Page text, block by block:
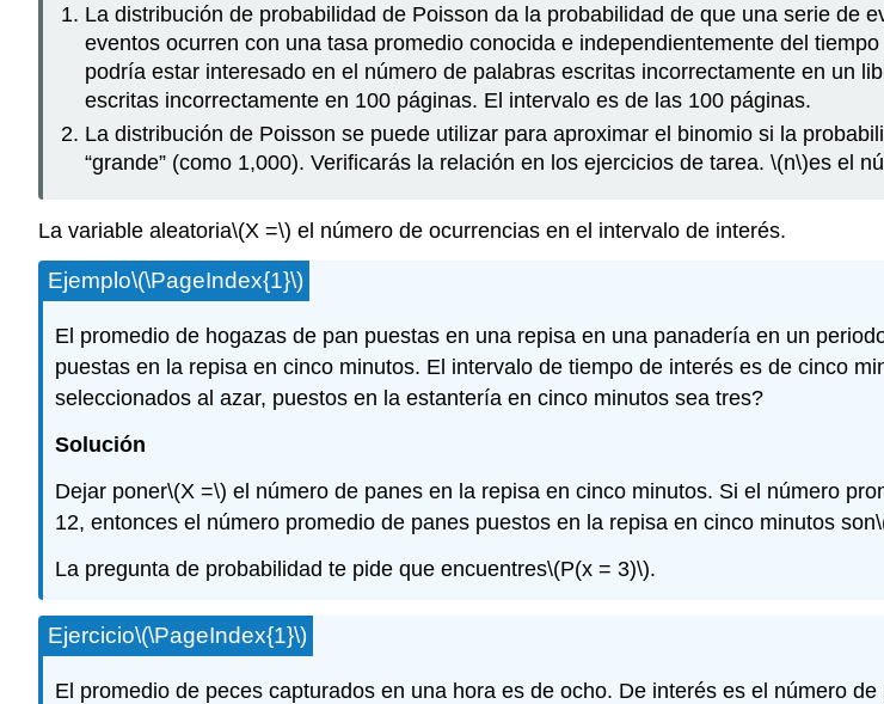
La distribución de probabilidad de Poisson da la probabilidad de que una serie de
eventos ocurren con una tasa promedio conocida e independientemente del
podría estar interesado en el número de palabras escritas incorrectamente en un
escritas incorrectamente en 100 páginas. El intervalo es de las 100 páginas.
La distribución de Poisson se puede utilizar para aproximar el binomio si la
“grande” (como 1,000). Verificarás la relación en los ejercicios de tarea. \(n\)es el
La variable aleatoria\(X =\) el número de ocurrencias en el intervalo de interés.
Ejemplo\(\PageIndex{1}\)
El promedio de hogazas de pan puestas en una repisa en una panadería en un
puestas en la repisa en cinco minutos. El intervalo de tiempo de interés es de cinco
seleccionados al azar, puestos en la estantería en cinco minutos sea tres?
Solución
Dejar poner\(X =\) el número de panes en la repisa en cinco minutos. Si el número
12, entonces el número promedio de panes puestos en la repisa en cinco minutos son
La pregunta de probabilidad te pide que encuentres\(P(x = 3)\).
Ejercicio\(\PageIndex{1}\)
El promedio de peces capturados en una hora es de ocho. De interés es el número